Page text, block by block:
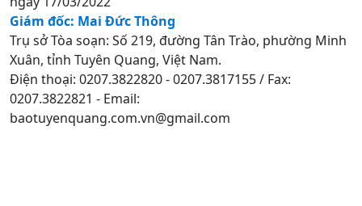
Giám đốc: Mai Đức Thông
Trụ sở Tòa soạn: Số 219, đường Tân Trào, phường Minh
Xuân, tỉnh Tuyên Quang, Việt Nam.
Điện thoại: 0207.3822820 - 0207.3817155 / Fax:
0207.3822821 - Email:
baotuyenquang.com.vn@gmail.com